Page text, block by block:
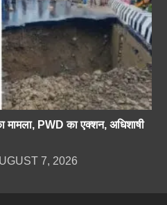
मामला, PWD का एक्शन, अधिशाषी
7, 2026